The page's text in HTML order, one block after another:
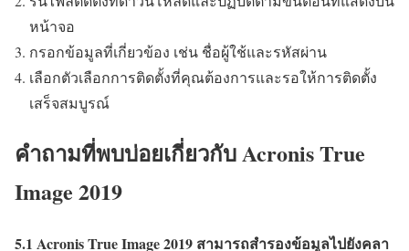
หน้าจอ
กรอกข้อมูลที่เกี่ยวข้อง เช่น ชื่อผู้ใช้และรหัสผ่าน
เลือกตัวเลือกการติดตั้งที่คุณต้องการและรอให้การติดตั้ง
เสร็จสมบูรณ์
คำถามที่พบบ่อยเกี่ยวกับ Acronis True
Image 2019
5.1 Acronis True Image 2019 สามารถสำรองข้อมูลไปยังคลา